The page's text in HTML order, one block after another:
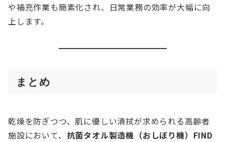
や補充作業も簡素化され、日常業務の効率が大幅に向
上します。
まとめ
乾燥を防ぎつつ、肌に優しい清拭が求められる高齢者
施設において、 抗菌タオル製造機（おしぼり機）FIND